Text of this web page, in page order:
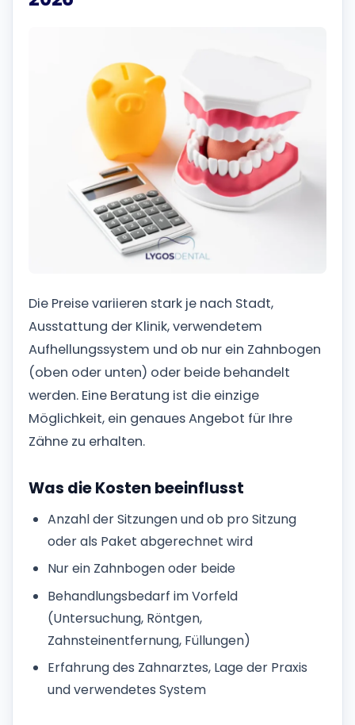
Die Preise variieren stark je nach Stadt,
Ausstattung der Klinik, verwendetem
Aufhellungssystem und ob nur ein Zahnbogen
(oben oder unten) oder beide behandelt
werden. Eine Beratung ist die einzige
Möglichkeit, ein genaues Angebot für Ihre
Zähne zu erhalten.
Was die Kosten beeinflusst
Anzahl der Sitzungen und ob pro Sitzung
oder als Paket abgerechnet wird
Nur ein Zahnbogen oder beide
Behandlungsbedarf im Vorfeld
(Untersuchung, Röntgen,
Zahnsteinentfernung, Füllungen)
Erfahrung des Zahnarztes, Lage der Praxis
und verwendetes System